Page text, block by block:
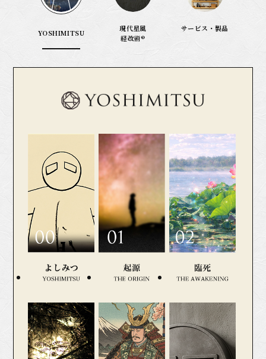
YOSHIMITSU
現代星風
経改術®︎
サービス・製品